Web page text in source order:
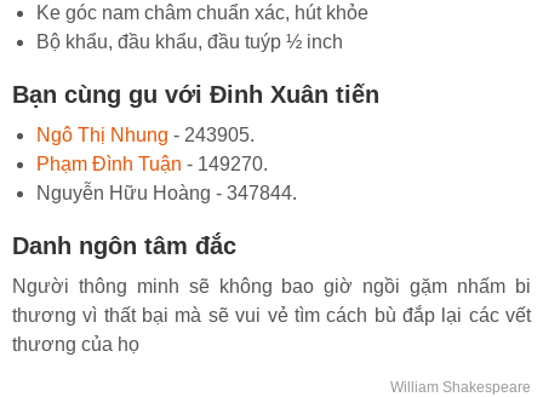
Ke góc nam châm chuẩn xác, hút khỏe
Bộ khẩu, đầu khẩu, đầu tuýp ½ inch
Bạn cùng gu với Đinh Xuân tiến
Ngô Thị Nhung - 243905.
Phạm Đình Tuận - 149270.
Nguyễn Hữu Hoàng - 347844.
Danh ngôn tâm đắc
Người thông minh sẽ không bao giờ ngồi gặm nhấm bi
thương vì thất bại mà sẽ vui vẻ tìm cách bù đắp lại các vết
thương của họ
William Shakespeare